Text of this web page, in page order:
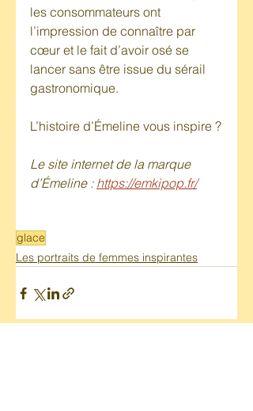
les consommateurs ont
l’impression de connaître par
cœur et le fait d’avoir osé se
lancer sans être issue du sérail
gastronomique.
L’histoire d’Émeline vous inspire ?
Le site internet de la marque
d’Émeline : https://emkipop.fr/
glace
Les portraits de femmes inspirantes